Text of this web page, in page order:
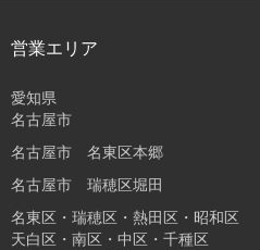
営業エリア
愛知県
名古屋市
名古屋市 名東区本郷
名古屋市 瑞穂区堀田
名東区・瑞穂区・熱田区・昭和区
天白区・南区・中区・千種区